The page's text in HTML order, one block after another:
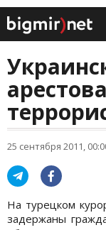
25 сентября 2011,
На турецком
задержаны